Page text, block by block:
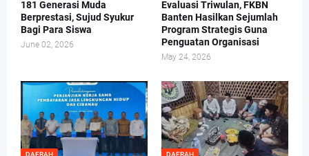
181 Generasi Muda
Berprestasi, Sujud Syukur
Bagi Para Siswa
June 02, 2026
Evaluasi Triwulan, FKBN
Banten Hasilkan Sejumlah
Program Strategis Guna
Penguatan Organisasi
May 24, 2026
DAERAH DAERAH